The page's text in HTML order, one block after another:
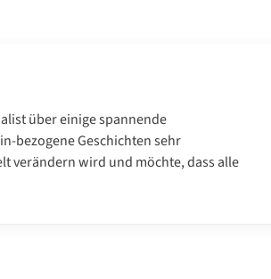
über einige spannende
bezogene Geschichten sehr
verändern wird und möchte, dass alle